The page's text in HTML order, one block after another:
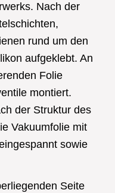
Nach der
rund um den
aufgeklebt. An
Folie
montiert.
der Struktur des
Vakuumfolie mit
sowie
Seite